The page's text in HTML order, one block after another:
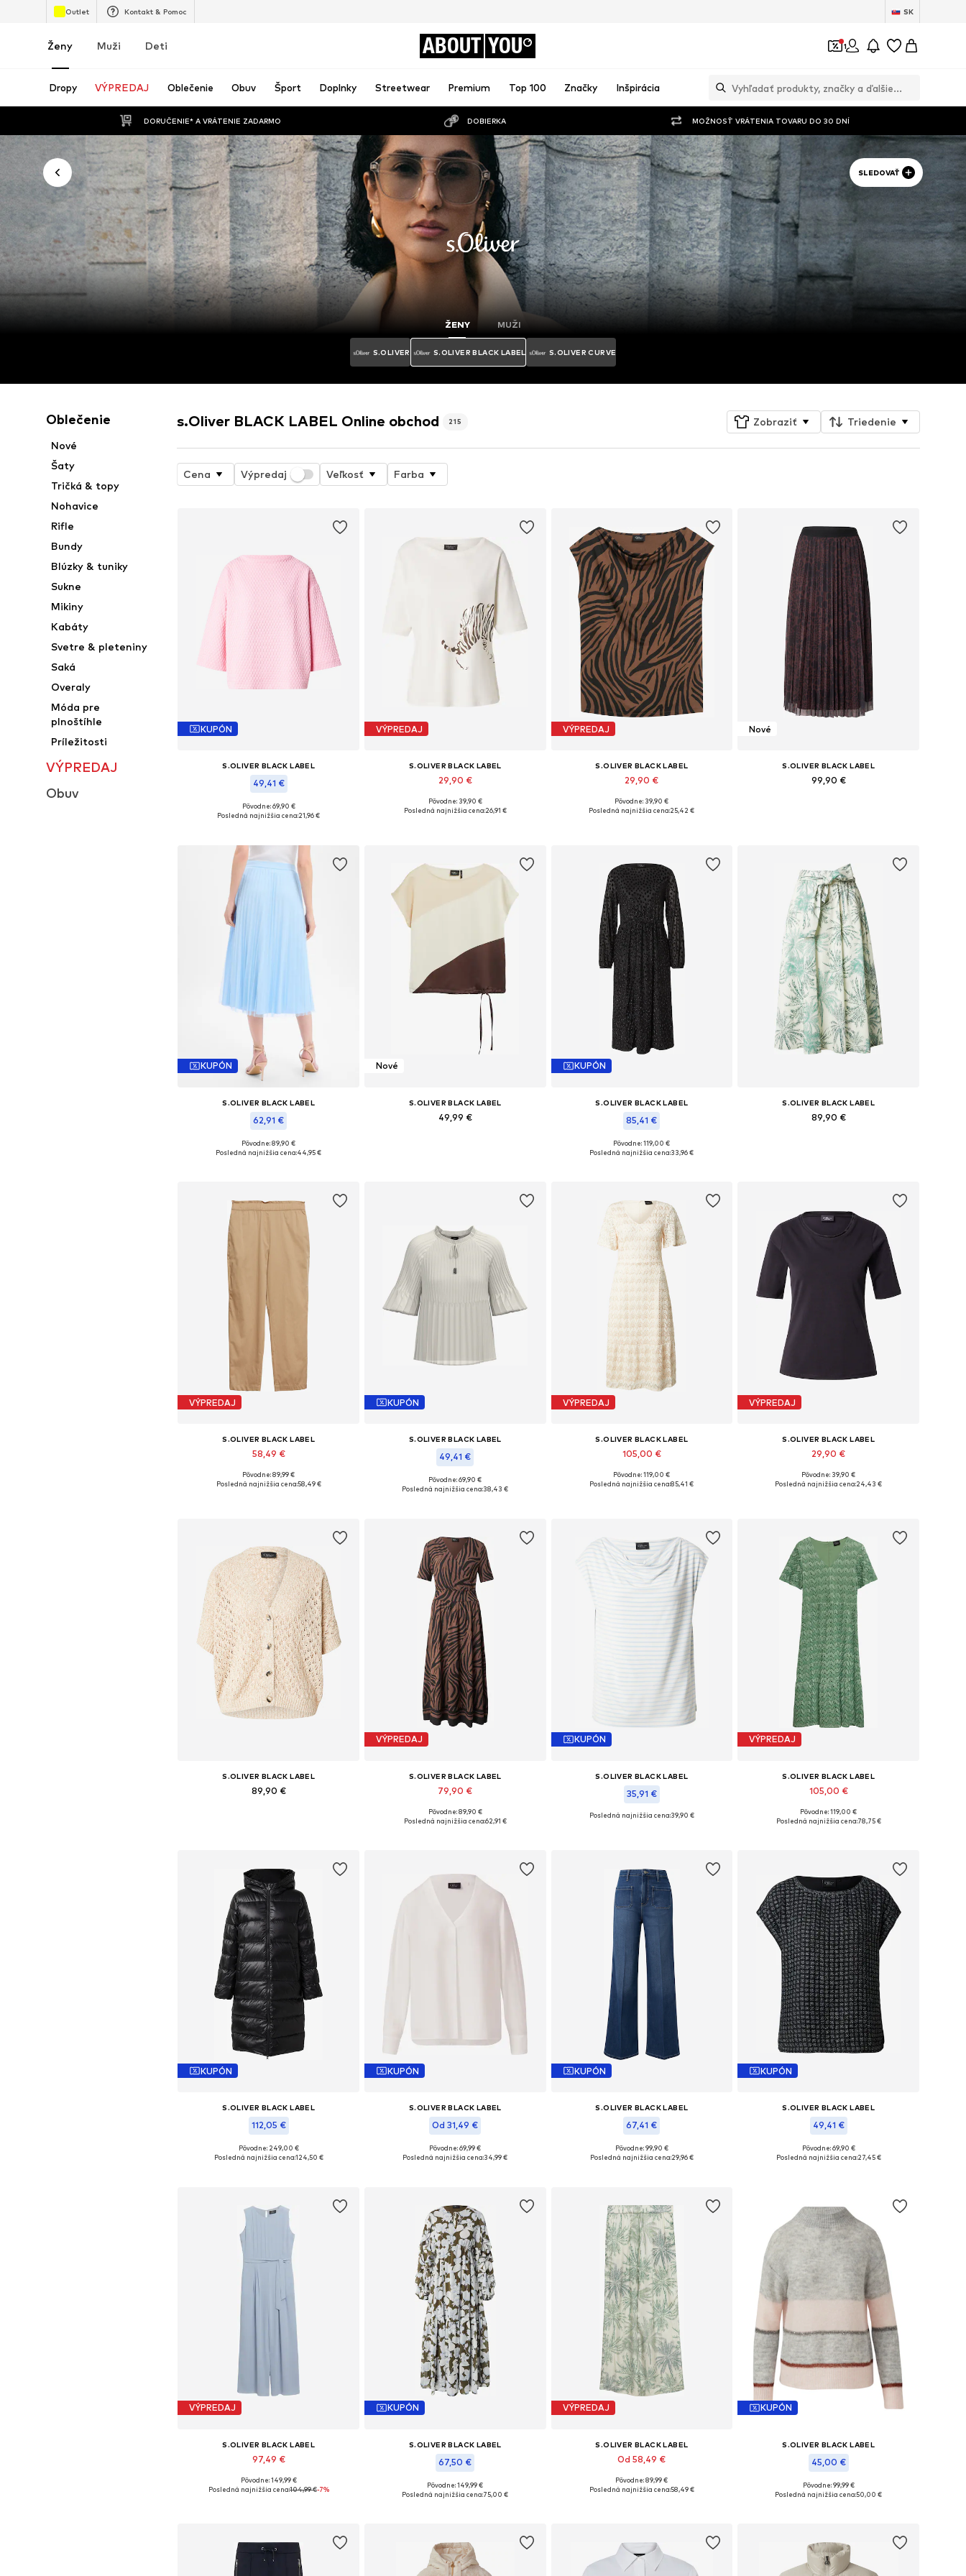
Outlet Kontakt & Pomoc SK
Ženy Muži Deti ABOUT YOU 1
Dropy VÝPREDAJ Oblečenie Obuv Šport Doplnky Streetwear Premium Top 100 Značky Inšpirácia
DORUČENIE* A VRÁTENIE ZADARMO DOBIERKA MOŽNOSŤ VRÁTENIA TOVARU DO 30 DNÍ
SLEDOVAŤ
ŽENY MUŽI
S.OLIVER S.OLIVER BLACK LABEL S.OLIVER CURVE
Oblečenie
Nové
Šaty
Tričká & topy
Nohavice
Rifle
Bundy
Blúzky & tuniky
Sukne
Mikiny
Kabáty
Svetre & pleteniny
Saká
Overaly
Móda pre
plnoštíhle
Príležitosti
VÝPREDAJ
Obuv
s.Oliver BLACK LABEL Online obchod 215 Zobraziť Triedenie
Cena Výpredaj Veľkosť Farba
KUPÓN
S.OLIVER BLACK LABEL
49,41 €
Dostupné veľkosti: XS, S, M, L, XL, XXL
Pôvodne: 69,90 €
Posledná najnižšia cena:21,96 €
VÝPREDAJ
S.OLIVER BLACK LABEL
29,90 €
Dostupné veľkosti: XS, S, M, L, XL, XXXL
Pôvodne: 39,90 €
Posledná najnižšia cena:26,91 €
VÝPREDAJ
S.OLIVER BLACK LABEL
29,90 €
Dostupné veľkosti: XS, S, M, L, XL
Pôvodne: 39,90 €
Posledná najnižšia cena:25,42 €
Nové
S.OLIVER BLACK LABEL
99,90 €
KUPÓN
S.OLIVER BLACK LABEL
62,91 €
Dostupné veľkosti: 34, 36, 38, 40, 42, 44
Pôvodne: 89,90 €
Posledná najnižšia cena:44,95 €
Nové
S.OLIVER BLACK LABEL
49,99 €
KUPÓN
S.OLIVER BLACK LABEL
85,41 €
Dostupné veľkosti: 36, 38, 40, 42, 44, 46
Pôvodne: 119,00 €
Posledná najnižšia cena:33,96 €
S.OLIVER BLACK LABEL
89,90 €
VÝPREDAJ
S.OLIVER BLACK LABEL
58,49 €
Dostupné v mnohých veľkostiach
Pôvodne: 89,99 €
Posledná najnižšia cena:58,49 €
KUPÓN
S.OLIVER BLACK LABEL
49,41 €
Dostupné veľkosti: XS, S, M, XL, XXL
Pôvodne: 69,90 €
Posledná najnižšia cena:38,43 €
VÝPREDAJ
S.OLIVER BLACK LABEL
105,00 €
Dostupné veľkosti: 34, 36, 38, 40, 42, 44
Pôvodne: 119,00 €
Posledná najnižšia cena:85,41 €
VÝPREDAJ
S.OLIVER BLACK LABEL
29,90 €
Dostupné v mnohých veľkostiach
Pôvodne: 39,90 €
Posledná najnižšia cena:24,43 €
S.OLIVER BLACK LABEL
89,90 €
VÝPREDAJ
S.OLIVER BLACK LABEL
79,90 €
Dostupné veľkosti: 34, 36, 38, 42
Pôvodne: 89,90 €
Posledná najnižšia cena:62,91 €
KUPÓN
S.OLIVER BLACK LABEL
35,91 €
Dostupné v mnohých veľkostiach
Posledná najnižšia cena:39,90 €
VÝPREDAJ
S.OLIVER BLACK LABEL
105,00 €
Dostupné veľkosti: 34, 36, 38, 40, 42, 44
Pôvodne: 119,00 €
Posledná najnižšia cena:78,75 €
KUPÓN
S.OLIVER BLACK LABEL
112,05 €
Dostupné v mnohých veľkostiach
Pôvodne: 249,00 €
Posledná najnižšia cena:124,50 €
KUPÓN
S.OLIVER BLACK LABEL
Od 31,49 €
Dostupné v mnohých veľkostiach
Pôvodne: 69,99 €
Posledná najnižšia cena:34,99 €
KUPÓN
S.OLIVER BLACK LABEL
67,41 €
Dostupné v mnohých veľkostiach
Pôvodne: 99,90 €
Posledná najnižšia cena:29,96 €
KUPÓN
S.OLIVER BLACK LABEL
49,41 €
Dostupné veľkosti: XS, S, M, L, XL
Pôvodne: 69,90 €
Posledná najnižšia cena:27,45 €
VÝPREDAJ
S.OLIVER BLACK LABEL
97,49 €
Dostupné veľkosti: S, M, L, XL, XXL
Pôvodne: 149,99 €
Posledná najnižšia cena:104,99 €-7%
KUPÓN
S.OLIVER BLACK LABEL
67,50 €
Dostupné veľkosti: 34, 36, 38, 40
Pôvodne: 149,99 €
Posledná najnižšia cena:75,00 €
VÝPREDAJ
S.OLIVER BLACK LABEL
Od 58,49 €
Dostupné veľkosti: 34, 36, 38, 42, 46
Pôvodne: 89,99 €
Posledná najnižšia cena:58,49 €
KUPÓN
S.OLIVER BLACK LABEL
45,00 €
Dostupné v mnohých veľkostiach
Pôvodne: 99,99 €
Posledná najnižšia cena:50,00 €